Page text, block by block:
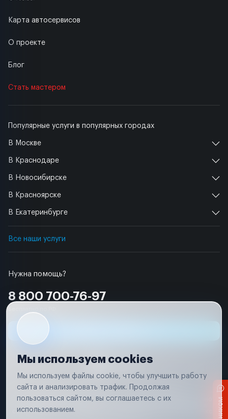
Нужна помощь?
8 800 700-76-97
Популярные услуги в популярных городах
В Москве
В Краснодаре
В Новосибирске
В Красноярске
В Екатеринбурге
Все наши услуги
Карта автосервисов
О проекте
Блог
Стать мастером
Условия использования
Удаление аккаунта
Вся информация, представленная на сайте, носит исключительно
соответствии с положениями статьи 437 (п. 2) Гражданского кодекса
Мы используем cookies
Мы используем файлы cookie, чтобы улучшить работу
сайта и анализировать трафик. Продолжая
пользоваться сайтом, вы соглашаетесь с их
использованием.